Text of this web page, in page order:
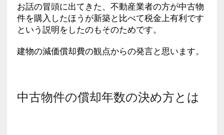
お話の冒頭に出てきた、不動産業者の方が中古物
件を購入したほうが新築と比べて税金上有利です
という説明をしたのもそのためです。
建物の減価償却費の観点からの発言と思います。
中古物件の償却年数の決め方とは